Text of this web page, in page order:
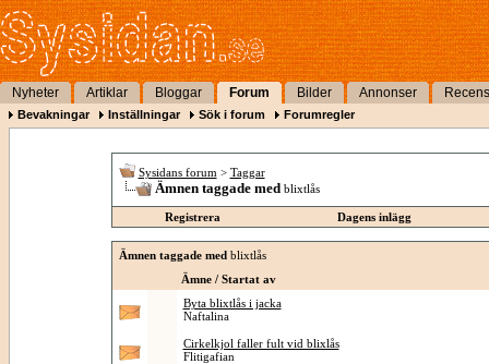
Nyheter Artiklar Bloggar Forum Bilder Annonser
Bevakningar Inställningar Sök i forum Forumregler
Sysidans forum > Taggar
Ämnen taggade med blixtlås
Registrera Dagens inlägg
Ämnen taggade med blixtlås
Ämne / Startat av
Byta blixtlås i jacka
Naftalina
Cirkelkjol faller fult vid blixlås
Flitigafian